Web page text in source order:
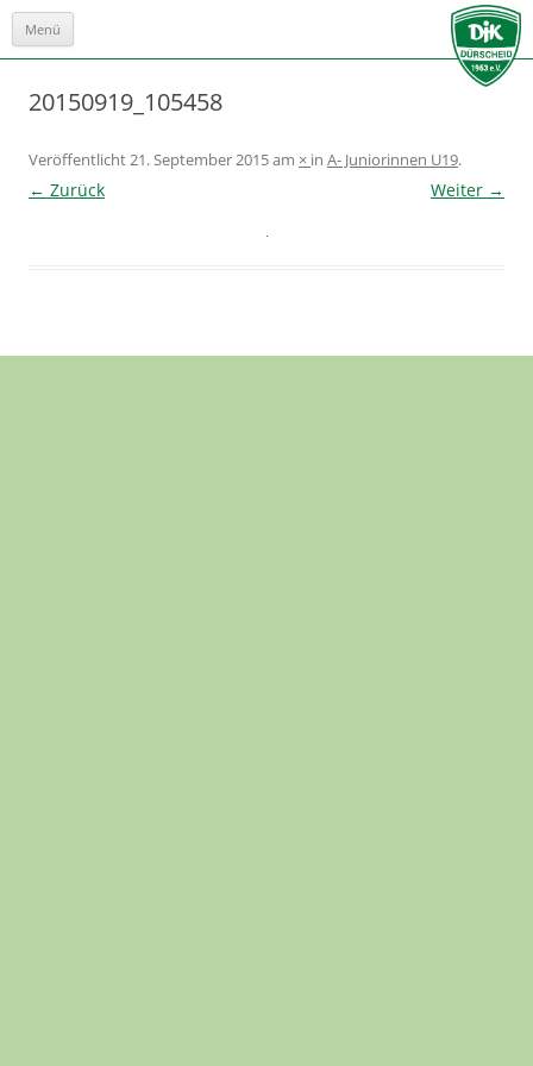
Menü
Zum
20150919_105458
Veröffentlicht21. September 2015am × in A- Juniorinnen U19.
← Zurück Weiter →